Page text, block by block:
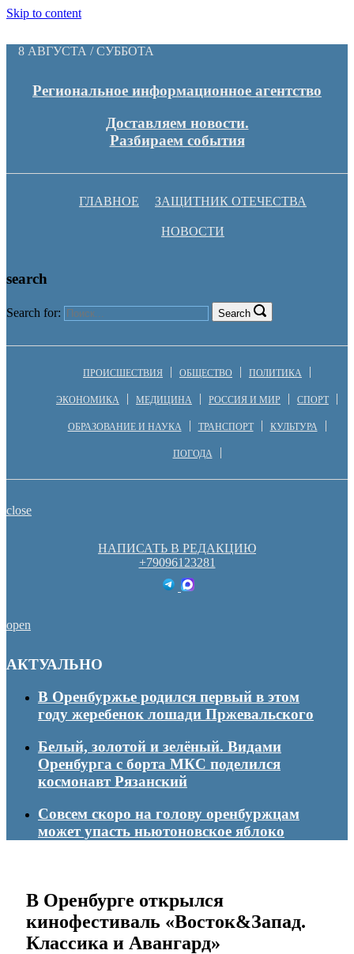
Skip to content
8 АВГУСТА / СУББОТА
Региональное информационное агентство
Доставляем новости.
Разбираем события
ГЛАВНОЕ ЗАЩИТНИК ОТЕЧЕСТВА
НОВОСТИ
search
Search for: Search
ПРОИСШЕСТВИЯ ОБЩЕСТВО ПОЛИТИКА
ЭКОНОМИКА МЕДИЦИНА РОССИЯ И МИР СПОРТ
ОБРАЗОВАНИЕ И НАУКА ТРАНСПОРТ КУЛЬТУРА
ПОГОДА
close
НАПИСАТЬ В РЕДАКЦИЮ
+79096123281
open
АКТУАЛЬНО
В Оренбуржье родился первый в этом
году жеребенок лошади Пржевальского
Белый, золотой и зелёный. Видами
Оренбурга с борта МКС поделился
космонавт Рязанский
Совсем скоро на голову оренбуржцам
может упасть ньютоновское яблоко
В Оренбурге открылся
кинофестиваль «Восток&Запад.
Классика и Авангард»